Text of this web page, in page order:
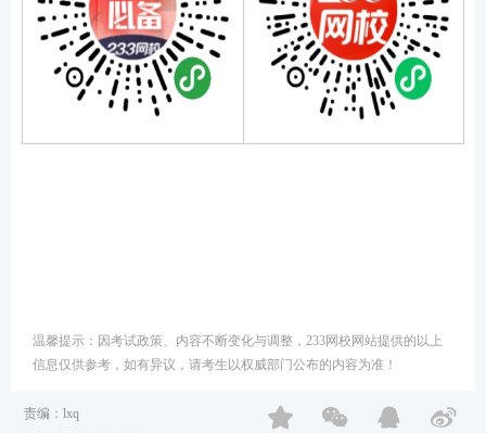
温馨提示：因考试政策、内容不断变化与调整，233网校网站提供的以上
信息仅供参考，如有异议，请考生以权威部门公布的内容为准！
责编：lxq